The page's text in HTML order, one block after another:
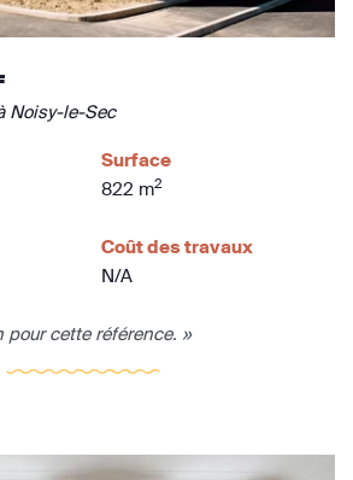
Noisy-le-Sec
Surface
822 m2
Coût des travaux
N/A
cette référence. »